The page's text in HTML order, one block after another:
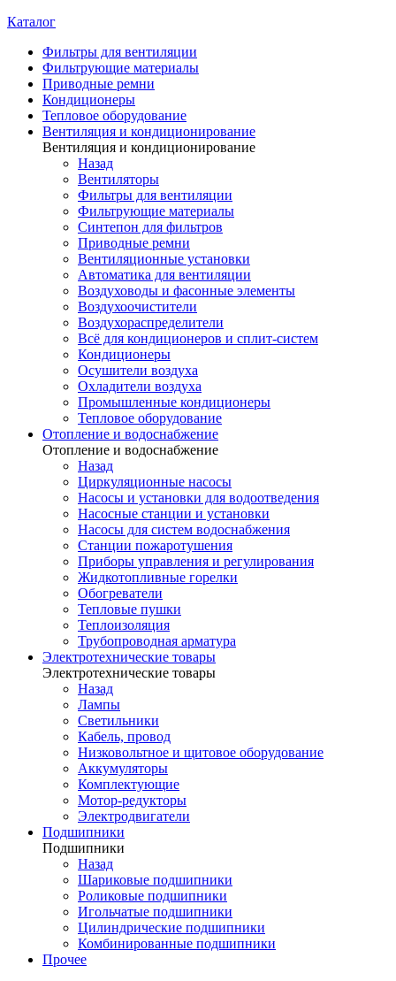
Каталог
Фильтры для вентиляции
Фильтрующие материалы
Приводные ремни
Кондиционеры
Тепловое оборудование
Вентиляция и кондиционирование
Вентиляция и кондиционирование
Назад
Вентиляторы
Фильтры для вентиляции
Фильтрующие материалы
Синтепон для фильтров
Приводные ремни
Вентиляционные установки
Автоматика для вентиляции
Воздуховоды и фасонные элементы
Воздухоочистители
Воздухораспределители
Всё для кондиционеров и сплит-систем
Кондиционеры
Осушители воздуха
Охладители воздуха
Промышленные кондиционеры
Тепловое оборудование
Отопление и водоснабжение
Отопление и водоснабжение
Назад
Циркуляционные насосы
Насосы и установки для водоотведения
Насосные станции и установки
Насосы для систем водоснабжения
Станции пожаротушения
Приборы управления и регулирования
Жидкотопливные горелки
Обогреватели
Тепловые пушки
Теплоизоляция
Трубопроводная арматура
Электротехнические товары
Электротехнические товары
Назад
Лампы
Светильники
Кабель, провод
Низковольтное и щитовое оборудование
Аккумуляторы
Комплектующие
Мотор-редукторы
Электродвигатели
Подшипники
Подшипники
Назад
Шариковые подшипники
Роликовые подшипники
Игольчатые подшипники
Цилиндрические подшипники
Комбинированные подшипники
Прочее